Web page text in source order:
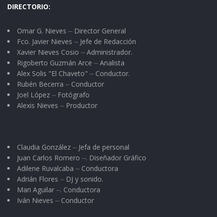
DIRECTORIO:
Omar G. Nieves ⏤ Director General
Fco. Javier Nieves ⏤ Jefe de Redacción
Xavier Nieves Cosio ⏤ Administrador.
Rigoberto Guzmán Arce ⏤ Analista
Alex Solis "El Chaveto" ⏤ Conductor.
Rubén Becerra ⏤ Conductor
Joel López ⏤ Fotógrafo
Alexis Nieves ⏤ Productor
Claudia González ⏤ Jefa de personal
Juan Carlos Romero ⏤. Diseñador Gráfico
Adilene Ruvalcaba ⏤ Conductora
Adrián Flores ⏤ DJ y sonido.
Mari Aguilar ⏤. Conductora
Iván Nieves ⏤ Conductor